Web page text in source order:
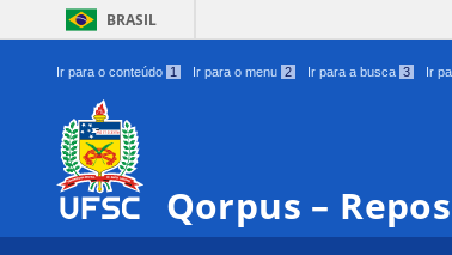
BRASIL
Ir para o conteúdo 1 Ir para o menu 2 Ir para a busca 3 Ir
Qorpus –